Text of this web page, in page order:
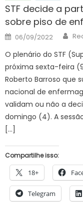
STF decide a
sobre piso de
Posted
on
06/09/2022
O plenário do STF
próxima sexta-feira
Roberto Barroso que
nacional de
validam ou não a
domingo (4). A
[…]
Compartilhe isso:
18+
Telegram